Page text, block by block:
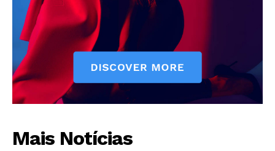
Mais Notícias